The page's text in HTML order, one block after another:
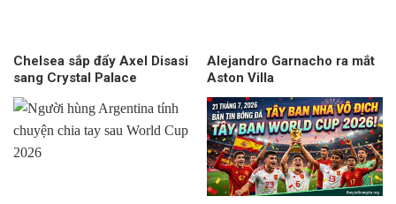
Chelsea sắp đẩy Axel Disasi
sang Crystal Palace
Alejandro Garnacho ra mắt
Aston Villa